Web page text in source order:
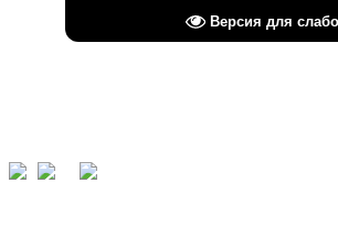
Версия для